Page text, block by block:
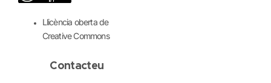
Llicència oberta de
Creative Commons
Contacteu